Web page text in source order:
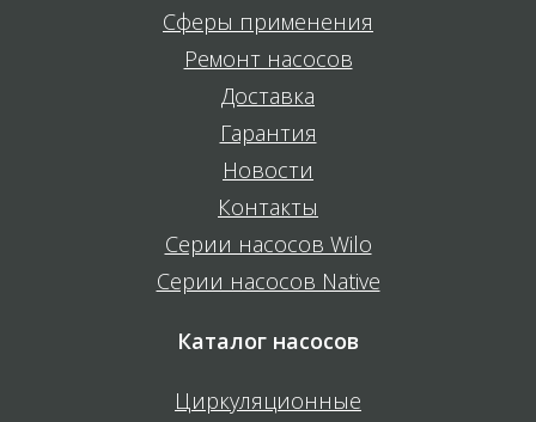
Сферы применения
Ремонт насосов
Доставка
Гарантия
Новости
Контакты
Серии насосов Wilo
Серии насосов Native
Каталог насосов
Циркуляционные